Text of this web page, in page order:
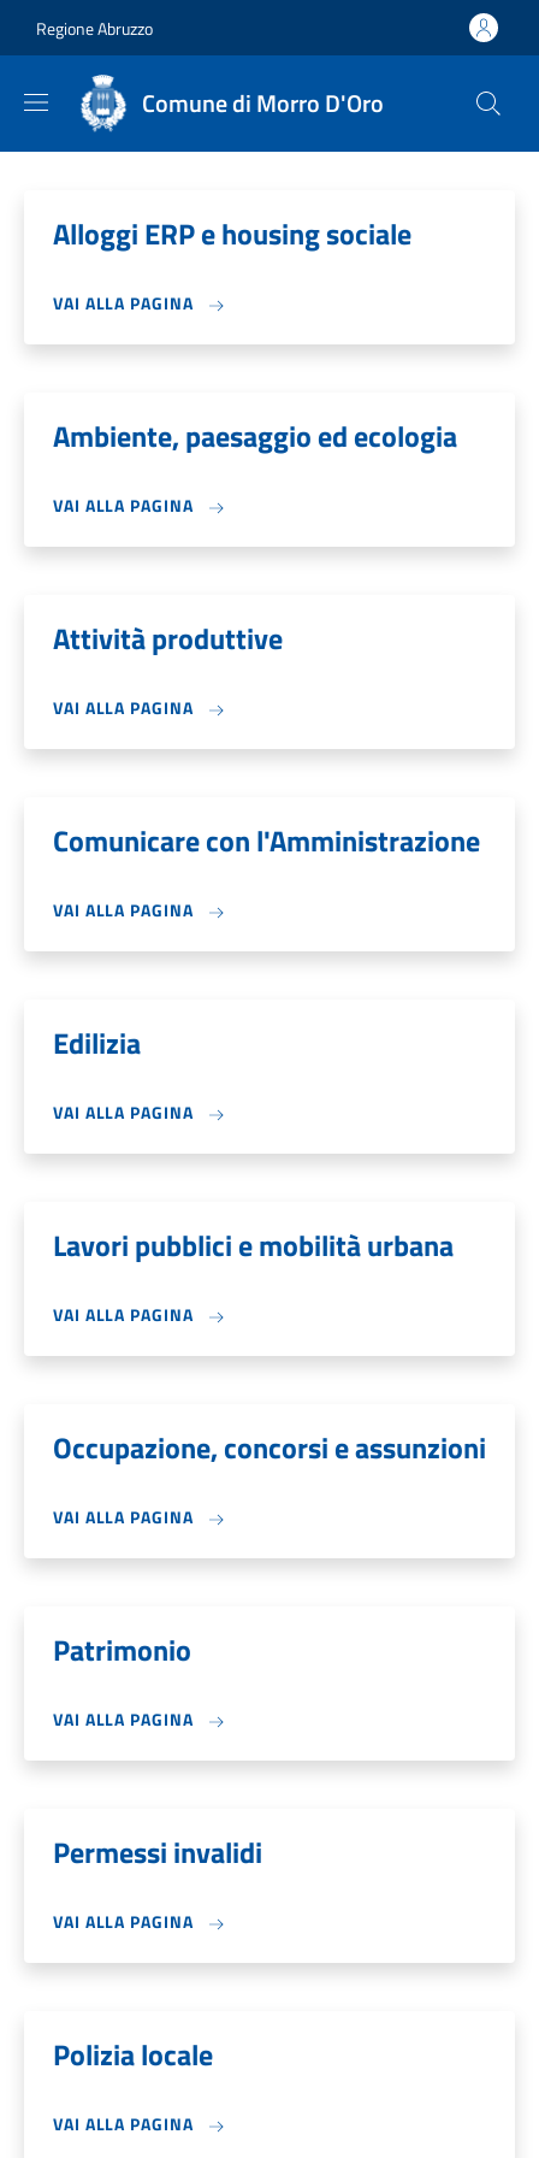
Regione Abruzzo
Comune di Morro D'Oro
Alloggi ERP e housing sociale
VAI ALLA PAGINA
Ambiente, paesaggio ed ecologia
VAI ALLA PAGINA
Attività produttive
VAI ALLA PAGINA
Comunicare con l'Amministrazione
VAI ALLA PAGINA
Edilizia
VAI ALLA PAGINA
Lavori pubblici e mobilità urbana
VAI ALLA PAGINA
Occupazione, concorsi e assunzioni
VAI ALLA PAGINA
Patrimonio
VAI ALLA PAGINA
Permessi invalidi
VAI ALLA PAGINA
Polizia locale
VAI ALLA PAGINA